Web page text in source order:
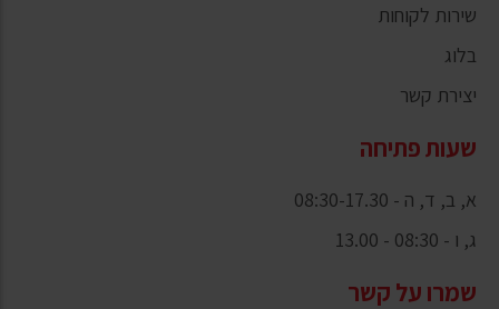
שירות לקוחות
בלוג
יצירת קשר
שעות פתיחה
א, ב, ד, ה - 08:30-17.30
ג, ו - 08:30 - 13.00
שמרו על קשר